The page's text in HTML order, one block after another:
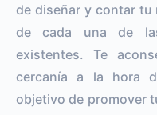
de diseñar y contar tu
de cada una de
existentes. Te
cercanía a la hora
objetivo de promover